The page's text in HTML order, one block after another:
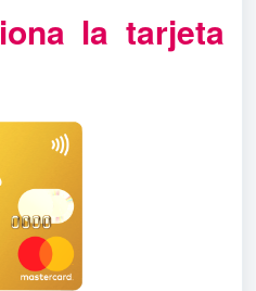
la tarjeta